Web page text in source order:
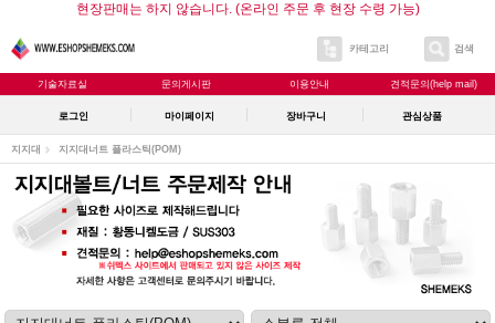
현장판매는 하지 않습니다. (온라인 주문 후 현장 수령 가능)
카테고리 검색
기술자료실 문의게시판 이용안내 견적문의(help mail)
로그인 마이페이지 장바구니 관심상품
지지대 지지대너트 플라스틱(POM)